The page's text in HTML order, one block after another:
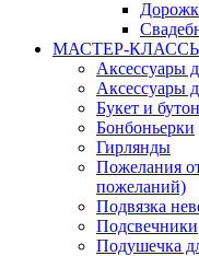
МАСТЕР-
Аксессуары
Аксессуары
Букет и
Бонбоньерки
Гирлянды
Пожелания
пожеланий)
Подвязка
Подсвечники
Подушечка